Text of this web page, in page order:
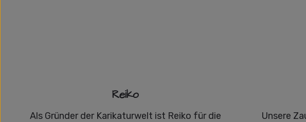
Reiko
Als Gründer der Karikaturwelt ist Reiko für die
Unsere